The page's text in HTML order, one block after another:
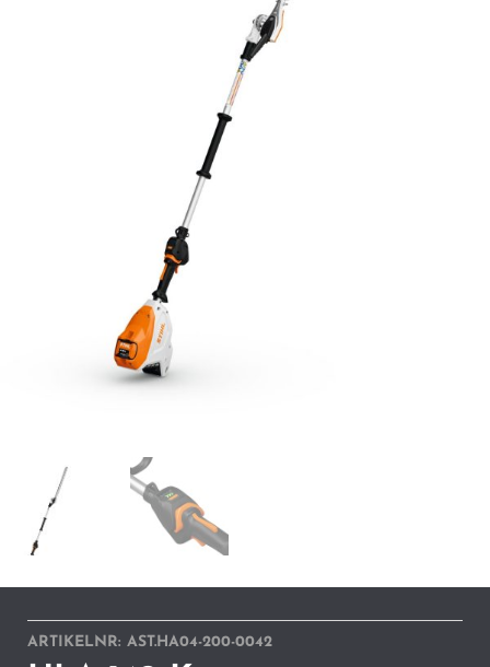
ARTIKELNR: AST.HA04-200-0042